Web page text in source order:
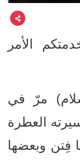
الأمر
مرّ في
العطرة
فِتن وبعضها